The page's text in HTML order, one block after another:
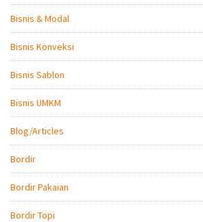
Bisnis & Modal
Bisnis Konveksi
Bisnis Sablon
Bisnis UMKM
Blog/Articles
Bordir
Bordir Pakaian
Bordir Topi